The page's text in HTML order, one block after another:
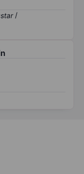
/